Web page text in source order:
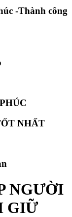
-Thành công
NHẤT
NGƯỜI
GIỮ